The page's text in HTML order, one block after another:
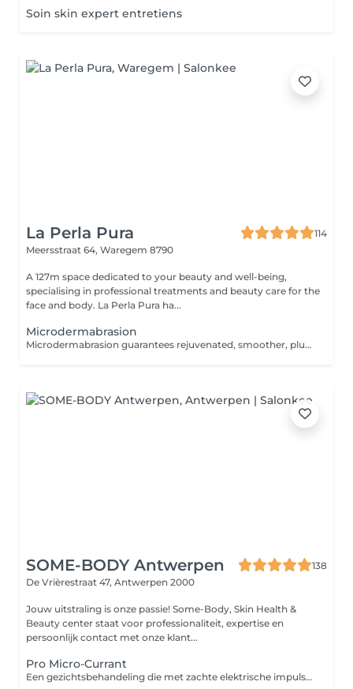
Soin skin expert entretiens
La Perla Pura
114
Meersstraat 64, Waregem 8790
A 127m space dedicated to your beauty and well-being,
specialising in professional treatments and beauty care for the
face and body. La Perla Pura ha...
Microdermabrasion
Microdermabrasion guarantees rejuvenated, smoother, plumper skin. By peeling away the superficial layer of the epidermis, microdermabrasion eliminates dead cells and impurities deposited on your skin. To do this, we use a device that emits micro-crystals over the entire surface of your skin. This action stimulates the production of collagen and elastin (guaranteeing the quality of your skin). The results are clear: the skin is soft, the texture is refined, the complexion is radiant, and wrinkles and pigmentation spots are reduced. ADVANTAGES OF MICRODERMABRASION WITH DIAMOND TIPS This non-invasive treatment has several effects: Improves the appearance, luminosity and tone of the skin. Stimulates cell regeneration by encouraging the production of collagen and elastin. Eliminates acne scars and pimples. Improves skin elasticity, making wrinkles less visible. Reduces sun damage. Reduces pore size. WHO IS IT FOR? This treatment is suitable for people with acne, enlarged pores, pimples (without inflammation) or oily skin in general. It is also suitable for people who have spots on their skin due to ageing or overexposure to the sun. However, this treatment should not be applied to areas with inflammation, cuts or wounds, birthmarks, infected areas, melanomas or
SOME-BODY Antwerpen
138
De Vrièrestraat 47, Antwerpen 2000
Jouw uitstraling is onze passie! Some-Body, Skin Health &
Beauty center staat voor professionaliteit, expertise en
persoonlijk contact met onze klant...
Pro Micro-Currant
Een gezichtsbehandeling die met zachte elektrische impulsen de gelkaatsspieren stimuleert, de huid lift en contouren zichtbaar verbetert.